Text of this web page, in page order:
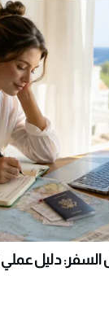
السفر: دليل